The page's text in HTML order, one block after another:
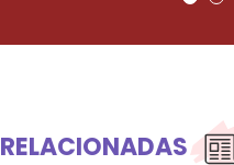
RELACIONADAS